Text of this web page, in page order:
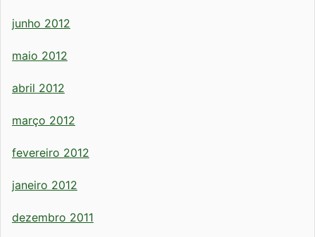
junho 2012
maio 2012
abril 2012
março 2012
fevereiro 2012
janeiro 2012
dezembro 2011